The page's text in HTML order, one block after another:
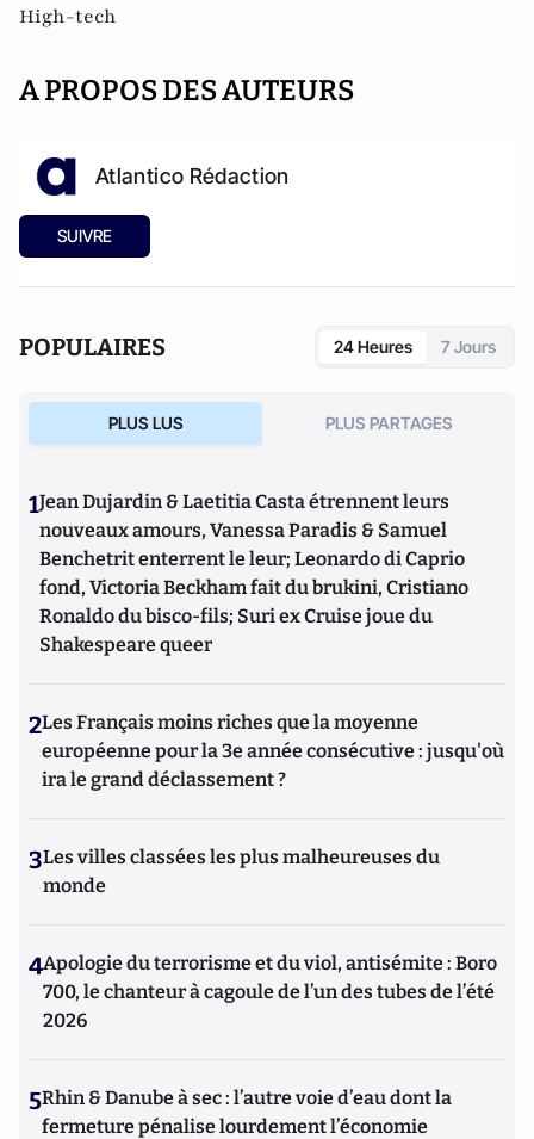
High-tech
A PROPOS DES AUTEURS
Atlantico Rédaction
SUIVRE
POPULAIRES 24 Heures 7 Jours
PLUS LUS PLUS PARTAGES
1Jean Dujardin & Laetitia Casta étrennent leurs
nouveaux amours, Vanessa Paradis & Samuel
Benchetrit enterrent le leur; Leonardo di Caprio
fond, Victoria Beckham fait du brukini, Cristiano
Ronaldo du bisco-fils; Suri ex Cruise joue du
Shakespeare queer
2Les Français moins riches que la moyenne
européenne pour la 3e année consécutive : jusqu'où
ira le grand déclassement ?
3Les villes classées les plus malheureuses du
monde
4Apologie du terrorisme et du viol, antisémite : Boro
700, le chanteur à cagoule de l’un des tubes de l’été
2026
5Rhin & Danube à sec : l’autre voie d’eau dont la
fermeture pénalise lourdement l’économie